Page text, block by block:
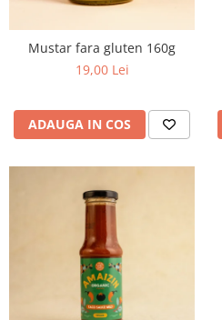
Mustar fara gluten 160g
19,00 Lei
ADAUGA IN COS